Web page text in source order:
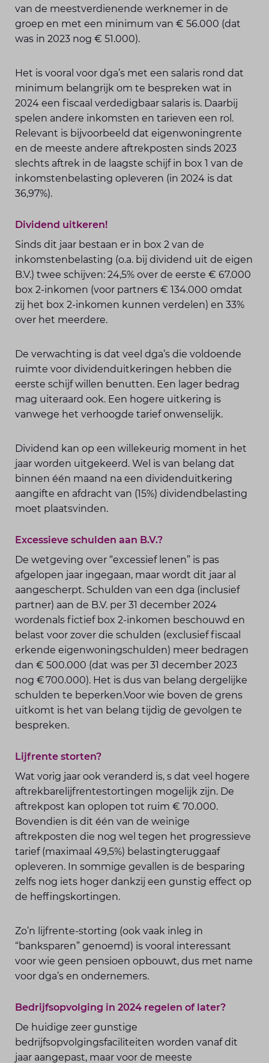
van de meestverdienende werknemer in de
groep en met een minimum van € 56.000 (dat
was in 2023 nog € 51.000).
Het is vooral voor dga’s met een salaris rond dat
minimum belangrijk om te bespreken wat in
2024 een fiscaal verdedigbaar salaris is. Daarbij
spelen andere inkomsten en tarieven een rol.
Relevant is bijvoorbeeld dat eigenwoningrente
en de meeste andere aftrekposten sinds 2023
slechts aftrek in de laagste schijf in box 1 van de
inkomstenbelasting opleveren (in 2024 is dat
36,97%).
Dividend uitkeren!
Sinds dit jaar bestaan er in box 2 van de
inkomstenbelasting (o.a. bij dividend uit de eigen
B.V.) twee schijven: 24,5% over de eerste € 67.000
box 2-inkomen (voor partners € 134.000 omdat
zij het box 2-inkomen kunnen verdelen) en 33%
over het meerdere.
De verwachting is dat veel dga’s die voldoende
ruimte voor dividenduitkeringen hebben die
eerste schijf willen benutten. Een lager bedrag
mag uiteraard ook. Een hogere uitkering is
vanwege het verhoogde tarief onwenselijk.
Dividend kan op een willekeurig moment in het
jaar worden uitgekeerd. Wel is van belang dat
binnen één maand na een dividenduitkering
aangifte en afdracht van (15%) dividendbelasting
moet plaatsvinden.
Excessieve schulden aan B.V.?
De wetgeving over “excessief lenen” is pas
afgelopen jaar ingegaan, maar wordt dit jaar al
aangescherpt. Schulden van een dga (inclusief
partner) aan de B.V. per 31 december 2024
wordenals fictief box 2-inkomen beschouwd en
belast voor zover die schulden (exclusief fiscaal
erkende eigenwoningschulden) meer bedragen
dan € 500.000 (dat was per 31 december 2023
nog € 700.000). Het is dus van belang dergelijke
schulden te beperken.Voor wie boven de grens
uitkomt is het van belang tijdig de gevolgen te
bespreken.
Lijfrente storten?
Wat vorig jaar ook veranderd is, s dat veel hogere
aftrekbarelijfrentestortingen mogelijk zijn. De
aftrekpost kan oplopen tot ruim € 70.000.
Bovendien is dit één van de weinige
aftrekposten die nog wel tegen het progressieve
tarief (maximaal 49,5%) belastingteruggaaf
opleveren. In sommige gevallen is de besparing
zelfs nog iets hoger dankzij een gunstig effect op
de heffingskortingen.
Zo’n lijfrente-storting (ook vaak inleg in
“banksparen” genoemd) is vooral interessant
voor wie geen pensioen opbouwt, dus met name
voor dga’s en ondernemers.
Bedrijfsopvolging in 2024 regelen of later?
De huidige zeer gunstige
bedrijfsopvolgingsfaciliteiten worden vanaf dit
jaar aangepast, maar voor de meeste